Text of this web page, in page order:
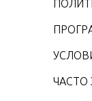
ЧАСТО